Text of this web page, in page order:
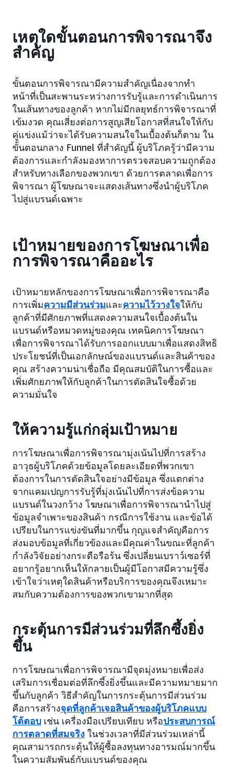
เหตุใดขั้นตอนการพิจารณาจึง
สำคัญ
ขั้นตอนการพิจารณามีความสำคัญเนื่องจากทำ
หน้าที่เป็นสะพานระหว่างการรับรู้และการดำเนินการ
ในเส้นทางของลูกค้า หากไม่มีกลยุทธ์การพิจารณาที่
เข้มงวด คุณเสี่ยงต่อการสูญเสียโอกาสที่สนใจให้กับ
คู่แข่งแม้ว่าจะได้รับความสนใจในเบื้องต้นก็ตาม ใน
ขั้นตอนกลาง Funnel ที่สำคัญนี้ ผู้บริโภครู้ว่ามีความ
ต้องการและกำลังมองหาการตรวจสอบความถูกต้อง
สำหรับทางเลือกของพวกเขา ด้วยการตลาดเพื่อการ
พิจารณา ผู้โฆษณาจะแสดงเส้นทางซึ่งนำผู้บริโภค
ไปสู่แบรนด์เฉพาะ
เป้าหมายของการโฆษณาเพื่อ
การพิจารณาคืออะไร
เป้าหมายหลักของการโฆษณาเพื่อการพิจารณาคือ
การเพิ่มความมีส่วนร่วมและความไว้วางใจให้กับ
ลูกค้าที่มีศักยภาพที่แสดงความสนใจเบื้องต้นใน
แบรนด์หรือหมวดหมู่ของคุณ เทคนิคการโฆษณา
เพื่อการพิจารณาได้รับการออกแบบมาเพื่อแสดงสิทธิ
ประโยชน์ที่เป็นเอกลักษณ์ของแบรนด์และสินค้าของ
คุณ สร้างความน่าเชื่อถือ มีคุณสมบัติในการซื้อและ
เพิ่มศักยภาพให้กับลูกค้าในการตัดสินใจซื้อด้วย
ความมั่นใจ
ให้ความรู้แก่กลุ่มเป้าหมาย
การโฆษณาเพื่อการพิจารณามุ่งเน้นไปที่การสร้าง
อาวุธผู้บริโภคด้วยข้อมูลโดยละเอียดที่พวกเขา
ต้องการในการตัดสินใจอย่างมีข้อมูล ซึ่งแตกต่าง
จากแคมเปญการรับรู้ที่มุ่งเน้นไปที่การส่งข้อความ
แบรนด์ในวงกว้าง โฆษณาเพื่อการพิจารณานำไปสู่
ข้อมูลจำเพาะของสินค้า กรณีการใช้งาน และข้อได้
เปรียบในการแข่งขันที่มากขึ้น กุญแจสำคัญคือการ
ส่งมอบข้อมูลที่เกี่ยวข้องและมีคุณค่าในขณะที่ลูกค้า
กำลังวิจัยอย่างกระตือรือร้น ซึ่งเปลี่ยนเบราว์เซอร์ที่
อยากรู้อยากเห็นให้กลายเป็นผู้มีโอกาสมีความรู้ซึ่ง
เข้าใจว่าเหตุใดสินค้าหรือบริการของคุณจึงเหมาะ
สมกับความต้องการของพวกเขามากที่สุด
กระตุ้นการมีส่วนร่วมที่ลึกซึ้งยิ่ง
ขึ้น
การโฆษณาเพื่อการพิจารณามีจุดมุ่งหมายเพื่อส่ง
เสริมการเชื่อมต่อที่ลึกซึ้งยิ่งขึ้นและมีความหมายมาก
ขึ้นกับลูกค้า วิธีสำคัญในการกระตุ้นการมีส่วนร่วม
คือการสร้างจุดที่ลูกค้าเจอสินค้าของผู้บริโภคแบบ
โต้ตอบ เช่น เครื่องมือเปรียบเทียบ หรือประสบการณ์
การตลาดที่สมจริง ในช่วงเวลาที่มีส่วนร่วมเหล่านี้
คุณสามารถกระตุ้นให้ผู้ซื้อลงทุนทางอารมณ์มากขึ้น
ในความสัมพันธ์กับแบรนด์ของคุณ